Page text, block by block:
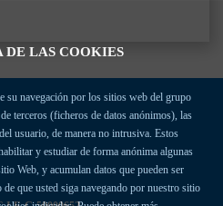
DE LAS COOKIES
su navegación por los sitios web del grupo
terceros (ficheros de datos anónimos), las
usuario, de manera no intrusiva. Estos
y estudiar de forma anónima algunas
Web, y acumulan datos que pueden ser
que usted siga navegando por nuestro sitio